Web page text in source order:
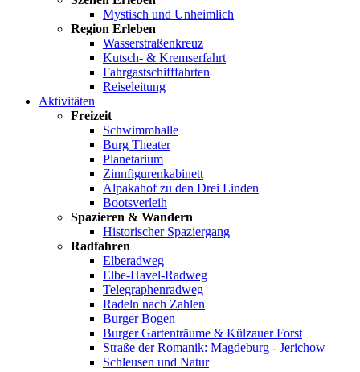
Mystisch und Unheimlich
Region Erleben
Wasserstraßenkreuz
Kutsch- & Kremserfahrt
Fahrgastschifffahrten
Reiseleitung
Aktivitäten
Freizeit
Schwimmhalle
Burg Theater
Planetarium
Zinnfigurenkabinett
Alpakahof zu den Drei Linden
Bootsverleih
Spazieren & Wandern
Historischer Spaziergang
Radfahren
Elberadweg
Elbe-Havel-Radweg
Telegraphenradweg
Radeln nach Zahlen
Burger Bogen
Burger Gartenträume & Külzauer Forst
Straße der Romanik: Magdeburg - Jerichow
Schleusen und Natur